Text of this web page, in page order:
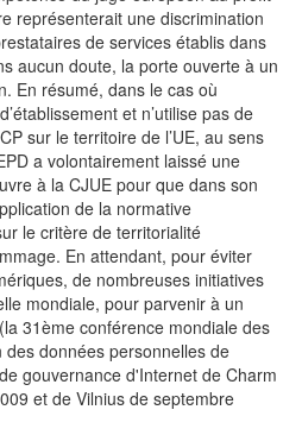
représenterait une discrimination
de services établis dans
aucun doute, la porte ouverte à un
En résumé, dans le cas où
et n’utilise pas de
sur le territoire de l’UE, au sens
a volontairement laissé une
à la CJUE pour que dans son
de la normative
le critère de territorialité
En attendant, pour éviter
de nombreuses initiatives
mondiale, pour parvenir à un
31ème conférence mondiale des
données personnelles de
gouvernance d'Internet de Charm
et de Vilnius de septembre